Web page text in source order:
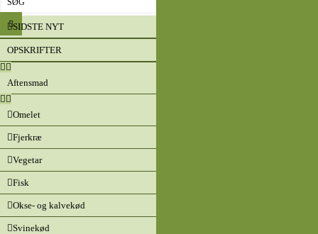
SIDSTE NYT
OPSKRIFTER
Aftensmad
Omelet
Fjerkræ
Vegetar
Fisk
Okse- og kalvekød
Svinekød